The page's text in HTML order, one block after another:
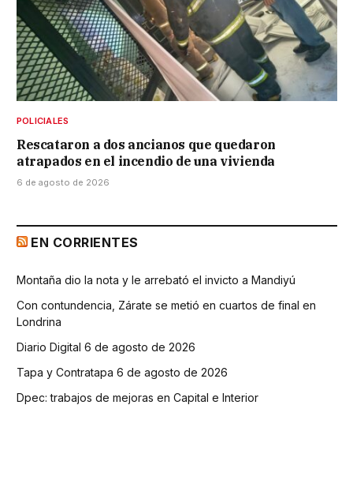
POLICIALES
Rescataron a dos ancianos que quedaron
atrapados en el incendio de una vivienda
6 de agosto de 2026
EN CORRIENTES
Montaña dio la nota y le arrebató el invicto a Mandiyú
Con contundencia, Zárate se metió en cuartos de final en
Londrina
Diario Digital 6 de agosto de 2026
Tapa y Contratapa 6 de agosto de 2026
Dpec: trabajos de mejoras en Capital e Interior